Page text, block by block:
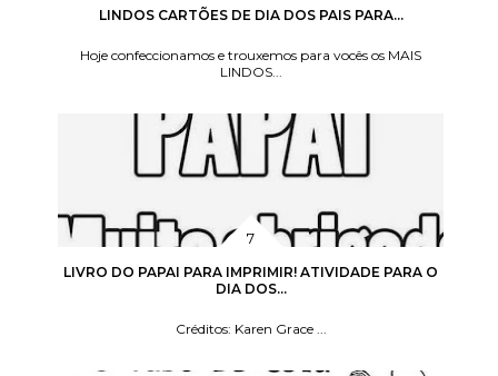
LINDOS CARTÕES DE DIA DOS PAIS PARA...
Hoje confeccionamos e trouxemos para vocês os MAIS
LINDOS...
LIVRO DO PAPAI PARA IMPRIMIR! ATIVIDADE PARA O
DIA DOS...
Créditos: Karen Grace ...